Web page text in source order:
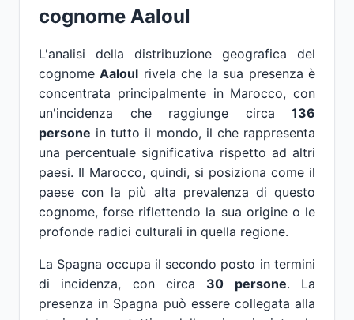
cognome Aaloul
L'analisi della distribuzione geografica del
cognomeAaloul rivela che la sua presenza è
concentrata principalmente in Marocco, con
un'incidenza che raggiunge circa 136
persone in tutto il mondo, il che rappresenta
una percentuale significativa rispetto ad altri
paesi. Il Marocco, quindi, si posiziona come il
paese con la più alta prevalenza di questo
cognome, forse riflettendo la sua origine o le
profonde radici culturali in quella regione.
La Spagna occupa il secondo posto in termini
di incidenza, con circa 30 persone. La
presenza in Spagna può essere collegata alla